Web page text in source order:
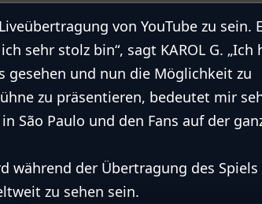
von YouTube zu sein.
sehr stolz bin“, sagt KAROL G. „Ich
gesehen und nun die Möglichkeit zu
zu präsentieren, bedeutet mir
São Paulo und den Fans auf der
während der Übertragung des Spiels
zu sehen sein.